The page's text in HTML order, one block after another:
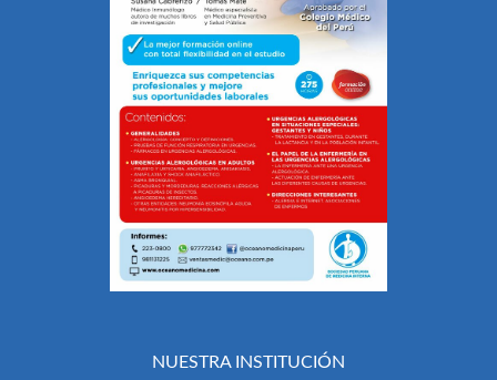
NUESTRA INSTITUCIÓN